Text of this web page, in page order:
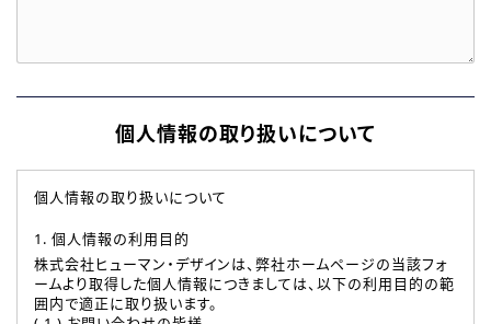
個人情報の取り扱いについて
個人情報の取り扱いについて
1. 個人情報の利用目的
株式会社ヒューマン・デザインは、弊社ホームページの当該フォ
ームより取得した個人情報につきましては、以下の利用目的の範
囲内で適正に取り扱います。